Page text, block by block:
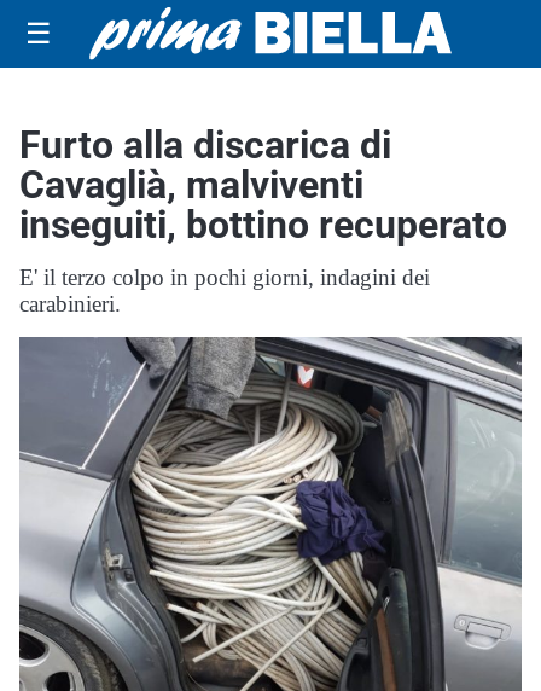
☰
Furto alla discarica di
Cavaglià, malviventi
inseguiti, bottino recuperato
E' il terzo colpo in pochi giorni, indagini dei
carabinieri.